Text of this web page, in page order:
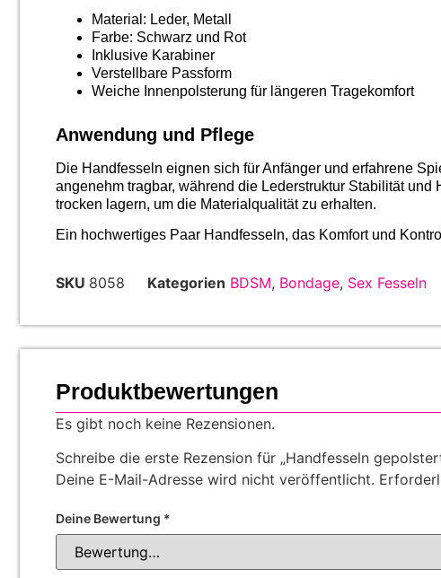
Material: Leder, Metall
Farbe: Schwarz und Rot
Inklusive Karabiner
Verstellbare Passform
Weiche Innenpolsterung für längeren Tragekomfort
Anwendung und Pflege
Die Handfesseln eignen sich für Anfänger und erfahrene
angenehm tragbar, während die Lederstruktur Stabilität
trocken lagern, um die Materialqualität zu erhalten.
Ein hochwertiges Paar Handfesseln, das Komfort und
SKU 8058 Kategorien BDSM, Bondage, Sex Fesseln
Produktbewertungen
Es gibt noch keine Rezensionen.
Schreibe die erste Rezension für „Handfesseln
Deine E-Mail-Adresse wird nicht veröffentlicht.
Deine Bewertung *